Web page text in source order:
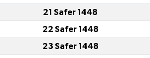
21 Safer 1448
22 Safer 1448
23 Safer 1448